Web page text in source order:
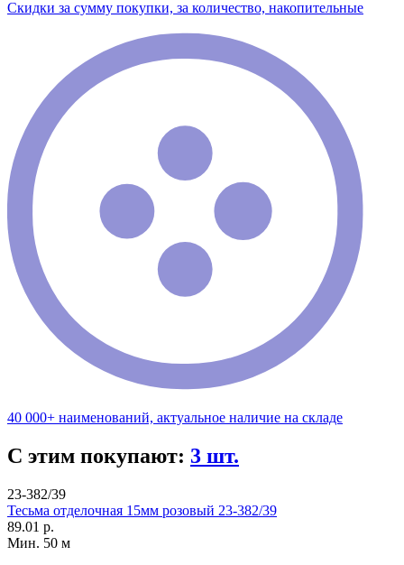
Скидки за сумму покупки, за количество, накопительные
40 000+ наименований, актуальное наличие на складе
С этим покупают: 3 шт.
23-382/39
Тесьма отделочная 15мм розовый 23-382/39
89.01 р.
Мин. 50 м